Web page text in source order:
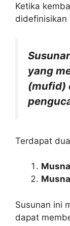
Ketika
didefinisikan
yang
(mufid)
Terdapat
Susunan ini
dapat